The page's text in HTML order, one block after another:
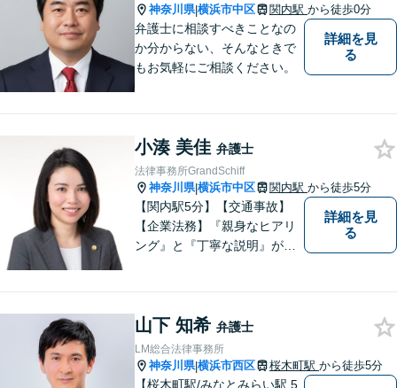
神奈川県|横浜市中区 関内駅 から徒歩0分
弁護士に相談すべきことなの
か分からない、そんなときで
もお気軽にご相談ください。
詳細を見
る
小湊 美佳 弁護士
法律事務所GrandSchiff
神奈川県|横浜市中区 関内駅 から徒歩5分
【関内駅5分】【交通事故】
【企業法務】『親身なヒアリ
ング』と『丁寧な説明』がモ
頼者様が安心して将来を過ご
せるようになるための支援を
いたします。
詳細を見
る
山下 知希 弁護士
LM総合法律事務所
神奈川県|横浜市西区 桜木町駅 から徒歩5分
【桜木町駅/みなとみらい駅 5